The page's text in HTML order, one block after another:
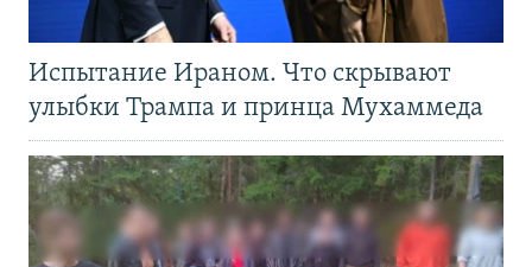
Испытание Ираном. Что скрывают
улыбки Трампа и принца Мухаммеда